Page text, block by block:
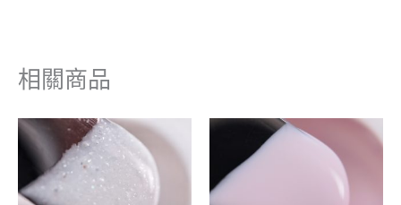
相關商品